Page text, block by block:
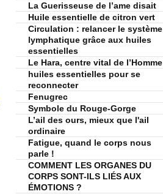
La Guerisseuse de l’ame disait
Huile essentielle de citron vert
Circulation : relancer le système
lymphatique grâce aux huiles
essentielles
Le Hara, centre vital de l’Homme
huiles essentielles pour se
reconnecter
Fenugrec
Symbole du Rouge-Gorge
L’ail des ours, mieux que l'ail
ordinaire
Fatigue, quand le corps nous
parle !
COMMENT LES ORGANES DU
CORPS SONT-ILS LIÉS AUX
ÉMOTIONS ?